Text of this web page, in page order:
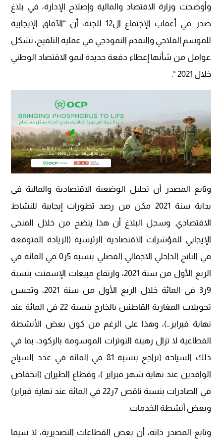
وأوضحت وزارة الاقتصاد والمالية وإصلاح الإدارة، في بلاغ
صدر في أعقاب الإجتماع ال12 للجنة، أن “الآفاق الإيجابية
للموسم الفلاحي والتقدم النموذجي في عملية التلقيح، تشكل
عوامل من شأنها إعطاء دفعة جديدة لنمو الاقتصاد الوطني
خلال 2021 “.
وتابع المصدر أن تحليل الوضعية الاقتصادية والمالية في
بداية سنة 2021 مكن من رصد تطورات إيجابية للنشاط
الاقتصادي. وسجل البلاغ أن هذا يتضح من خلال المنحى
الإيجابي للمؤشرات الاقتصادية الرئيسية (الزيادة المتوقعة
في الناتج الداخلي الاجمالي الفصلي بنسبة 5ر0 في المائة في
الربع الأول من سنة 2021، وارتفاع مبيعات الإسمنت بنسبة
9ر3 في المائة خلال الربع الأول من سنة 2021، وتحسن
تحويلات المغاربة القاطنين بالخارج بنسبة 22 في المائة عند
نهاية فبراير…)، وهذا على الرغم من كون بعض الأنشطة
القطاعية لا تزال رهينة التوترات الموسومة بالركود، بما في
ذلك السياحة (تراجع بنسبة 81 في المائة في عدد السياح
الوافدين عند نهاية شهر فبراير )، وقطاع الطيران (انخفاض
في الصادرات بنسبة ناقص 7ر22 في المائة عند نهاية فبراير)
وبعض أنشطة الخدمات.
وتابع المصدر ذاته، أن بعض القطاعات التصديرية، لا سيما